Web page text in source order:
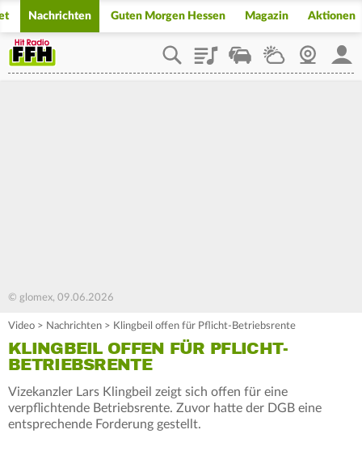
Nachrichten Guten Morgen Hessen Magazin Aktionen
PlaylistStaupilotWetterWebcam
© glomex, 09.06.2026
Video > Nachrichten > Klingbeil offen für Pflicht-Betriebsrente
KLINGBEIL OFFEN FÜR PFLICHT-
BETRIEBSRENTE
Vizekanzler Lars Klingbeil zeigt sich offen für eine
verpflichtende Betriebsrente. Zuvor hatte der DGB eine
entsprechende Forderung gestellt.